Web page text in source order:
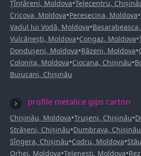
Țînțăreni, Moldova•Telecentru,
Cricova, Moldova•Peresecina, Moldova•
Vadul lui Vodă, Moldova•
Vulcănești, Moldova•Congaz, Moldova•
Dondușeni, Moldova•Răzeni, Moldova•
Colonița, Moldova•Ciocana, Chișinău•
Buiucani, Chișinău
profile metalice gips carton
Chișinău, Moldova•Trușeni, Chișinău•
Strășeni, Chișinău•Dumbrava, Chișinău
Sîngera, Chișinău•Codru, Moldova•
Orhei, Moldova•Telenești, Moldova•